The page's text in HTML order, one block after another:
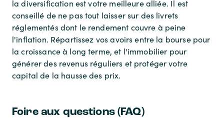
la diversification est votre meilleure alliée. Il est
conseillé de ne pas tout laisser sur des livrets
réglementés dont le rendement couvre à peine
l'inflation. Répartissez vos avoirs entre la bourse pour
la croissance à long terme, et l'immobilier pour
générer des revenus réguliers et protéger votre
capital de la hausse des prix.
Foire aux questions (FAQ)